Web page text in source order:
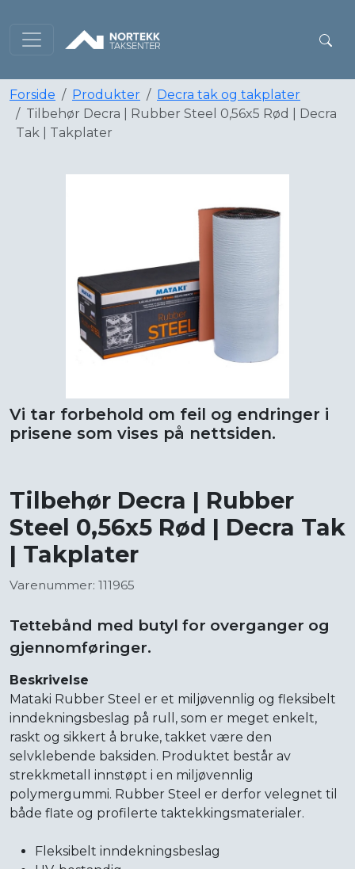
Forside Produkter
Decra tak og takplater
Tilbehør Decra | Rubber Steel 0,56x5 Rød | Decra
Tak | Takplater
Vi tar forbehold om feil og endringer i
prisene som vises på nettsiden.
Tilbehør Decra | Rubber
Steel 0,56x5 Rød | Decra Tak
| Takplater
Varenummer: 111965
Tettebånd med butyl for overganger og
gjennomføringer.
Beskrivelse
Mataki Rubber Steel er et miljøvennlig og fleksibelt
inndekningsbeslag på rull, som er meget enkelt,
raskt og sikkert å bruke, takket være den
selvklebende baksiden. Produktet består av
strekkmetall innstøpt i en miljøvennlig
polymergummi. Rubber Steel er derfor velegnet til
både flate og profilerte taktekkingsmaterialer.
Fleksibelt inndekningsbeslag